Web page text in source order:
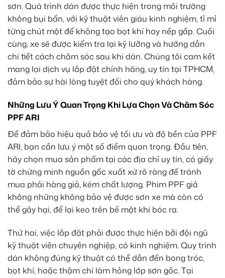
sơn. Quá trình dán được thực hiện trong môi trường
không bụi bẩn, với kỹ thuật viên giàu kinh nghiệm, tỉ mỉ
từng chút một để không tạo bọt khí hay nếp gấp. Cuối
cùng, xe sẽ được kiểm tra lại kỹ lưỡng và hướng dẫn
chi tiết cách chăm sóc sau khi dán. Chúng tôi cam kết
mang lại dịch vụ lắp đặt chính hãng, uy tín tại TPHCM,
đảm bảo sự hài lòng tuyệt đối cho quý khách hàng.
Những Lưu Ý Quan Trọng Khi Lựa Chọn Và Chăm Sóc
PPF ARI
Để đảm bảo hiệu quả bảo vệ tối ưu và độ bền của PPF
ARI, bạn cần lưu ý một số điểm quan trọng. Đầu tiên,
hãy chọn mua sản phẩm tại các địa chỉ uy tín, có giấy
tờ chứng minh nguồn gốc xuất xứ rõ ràng để tránh
mua phải hàng giả, kém chất lượng. Phim PPF giả
không những không bảo vệ được sơn xe mà còn có
thể gây hại, để lại keo trên bề mặt khi bóc ra.
Thứ hai, việc lắp đặt phải được thực hiện bởi đội ngũ
kỹ thuật viên chuyên nghiệp, có kinh nghiệm. Quy trình
dán không đúng kỹ thuật có thể dẫn đến bong tróc,
bọt khí, hoặc thậm chí làm hỏng lớp sơn gốc. Tại